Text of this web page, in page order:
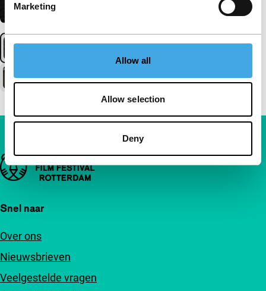
Marketing
Allow all
Allow selection
Deny
Belangrijke links
Snel naar
Over ons
Nieuwsbrieven
Veelgestelde vragen